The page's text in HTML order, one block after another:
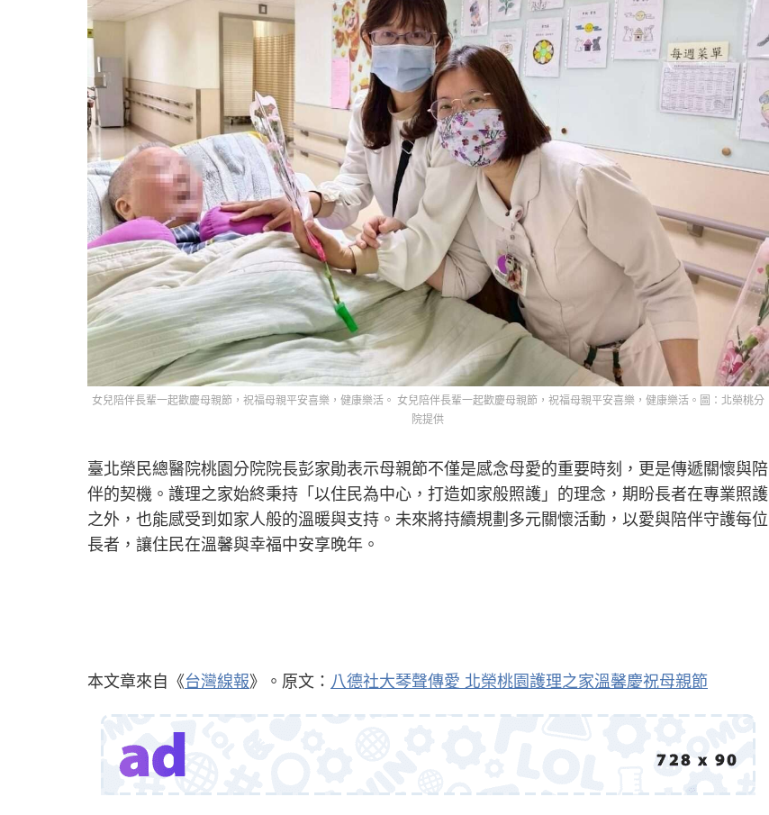
女兒陪伴長輩一起歡慶母親節，祝福母親平安喜樂，健康樂活。 女兒陪伴長輩一起歡慶母親節，祝福母親平安喜樂，健康樂活。圖：北榮桃分
院提供
臺北榮民總醫院桃園分院院長彭家勛表示母親節不僅是感念母愛的重要時刻，更是傳遞關懷與陪
伴的契機。護理之家始終秉持「以住民為中心，打造如家般照護」的理念，期盼長者在專業照護
之外，也能感受到如家人般的溫暖與支持。未來將持續規劃多元關懷活動，以愛與陪伴守護每位
長者，讓住民在溫馨與幸福中安享晚年。
本文章來自《台灣線報》。原文： 八德社大琴聲傳愛 北榮桃園護理之家溫馨慶祝母親節